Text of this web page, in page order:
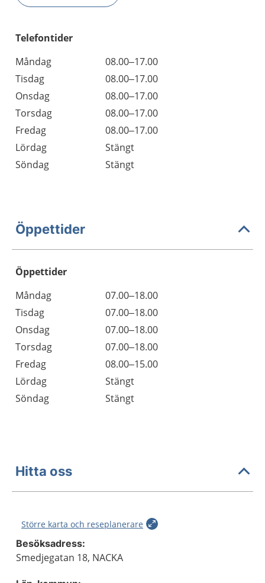
Telefontider
Måndag
08.00–17.00
Tisdag
08.00–17.00
Onsdag
08.00–17.00
Torsdag
08.00–17.00
Fredag
08.00–17.00
Lördag
Stängt
Söndag
Stängt
Öppettider
Öppettider
Dag
Öppettider
Kommentarer
Måndag
07.00–18.00
Tisdag
07.00–18.00
Onsdag
07.00–18.00
Torsdag
07.00–18.00
Fredag
08.00–15.00
Lördag
Stängt
Söndag
Stängt
Hitta oss
Större karta och reseplanerare
Besöksadress:
Smedjegatan 18, NACKA